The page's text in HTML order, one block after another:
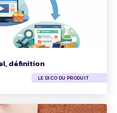
définition
LE DICO DU PRODUIT